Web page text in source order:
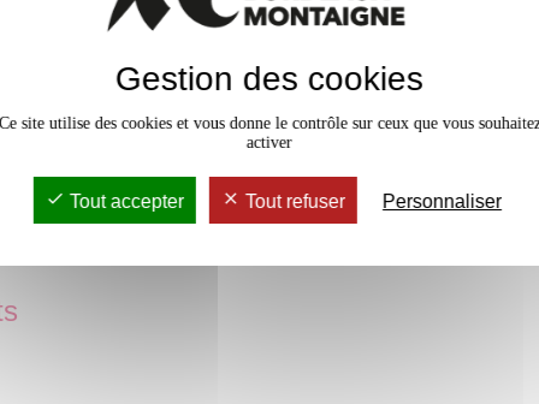
: Contrôle terminal : QCM en ligne
Gestion des cookies
Ce site utilise des cookies et vous donne le contrôle sur ceux que vous
activer
Tout accepter Tout refuser Personnaliser